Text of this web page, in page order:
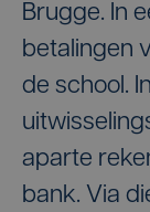
Brugge. In
betalingen
de school.
aparte
bank. Via